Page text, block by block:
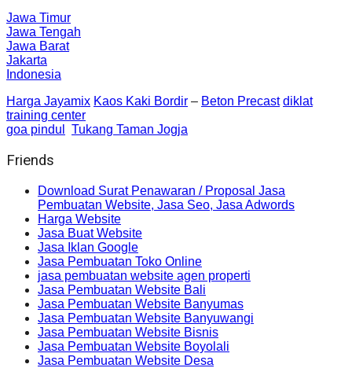
Jawa Timur
Jawa Tengah
Jawa Barat
Jakarta
Indonesia
Harga Jayamix Kaos Kaki Bordir – Beton Precast diklat
training center
goa pindul
Tukang Taman Jogja
Friends
Download Surat Penawaran / Proposal Jasa
Pembuatan Website, Jasa Seo, Jasa Adwords
Harga Website
Jasa Buat Website
Jasa Iklan Google
Jasa Pembuatan Toko Online
jasa pembuatan website agen properti
Jasa Pembuatan Website Bali
Jasa Pembuatan Website Banyumas
Jasa Pembuatan Website Banyuwangi
Jasa Pembuatan Website Bisnis
Jasa Pembuatan Website Boyolali
Jasa Pembuatan Website Desa